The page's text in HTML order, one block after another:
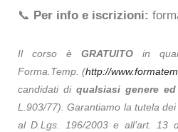
📞 Per info e iscrizioni:
Il corso è GRATUITO in
Forma.Temp. (http://
candidati diqualsiasi genere
L.903/77). Garantiamo la tutela
al D.Lgs. 196/2003 e all’art. 13